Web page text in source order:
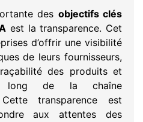
des objectifs clés
est la transparence. Cet
d’offrir une visibilité
de leurs fournisseurs,
des produits et
long de la chaîne
Cette transparence est
aux attentes des